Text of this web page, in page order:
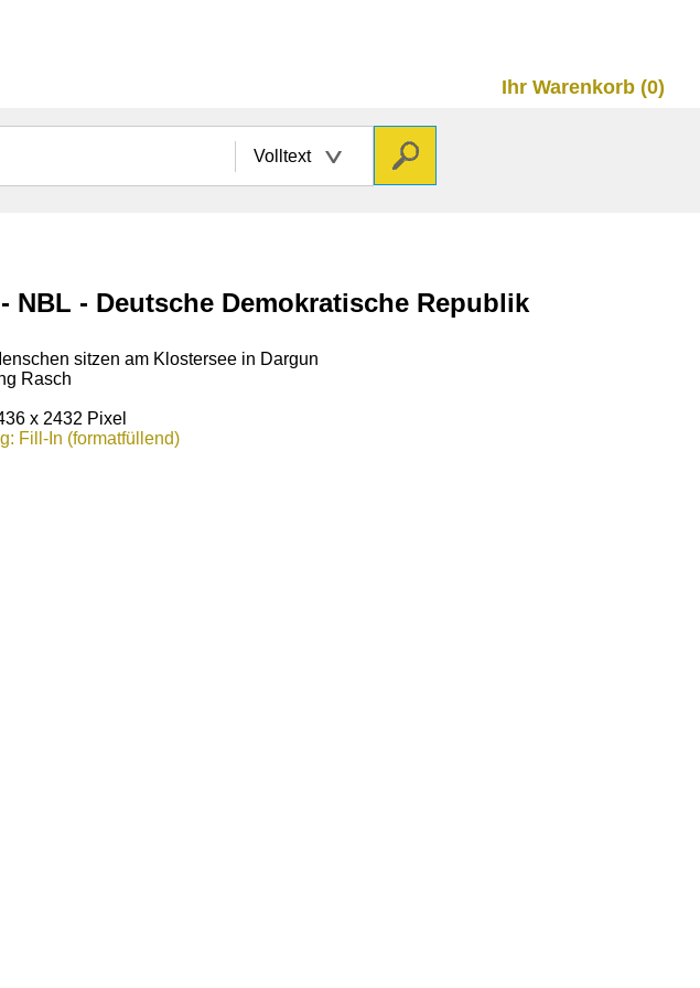
Ihr Warenkorb (0)
Volltext
- Deutsche Demokratische Republik
sitzen am Klostersee in Dargun
Rasch
x 2432 Pixel
Fill-In (formatfüllend)